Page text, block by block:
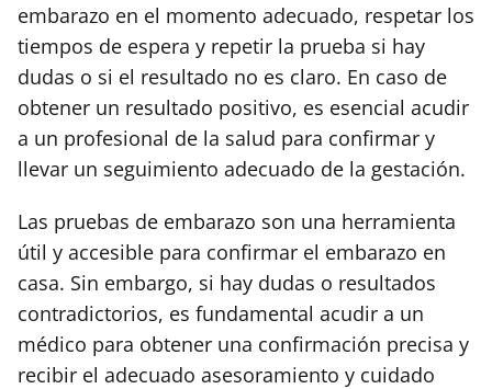
embarazo en el momento adecuado, respetar los
tiempos de espera y repetir la prueba si hay
dudas o si el resultado no es claro. En caso de
obtener un resultado positivo, es esencial acudir
a un profesional de la salud para confirmar y
llevar un seguimiento adecuado de la gestación.
Las pruebas de embarazo son una herramienta
útil y accesible para confirmar el embarazo en
casa. Sin embargo, si hay dudas o resultados
contradictorios, es fundamental acudir a un
médico para obtener una confirmación precisa y
recibir el adecuado asesoramiento y cuidado